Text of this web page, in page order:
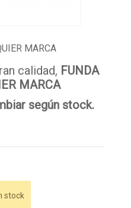
MARCA
calidad, FUNDA
MARCA
según stock.
stock